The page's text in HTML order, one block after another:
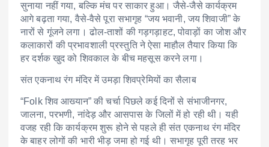
सुनाया नहीं गया, बल्कि मंच पर साकार हुआ। जैसे-जैसे कार्यक्रम
आगे बढ़ता गया, वैसे-वैसे पूरा सभागृह “जय भवानी, जय शिवाजी” के
नारों से गूंजने लगा। ढोल-ताशों की गड़गड़ाहट, पोवाड़ों का जोश और
कलाकारों की प्रभावशाली प्रस्तुति ने ऐसा माहौल तैयार किया कि
हर दर्शक खुद को शिवकाल के बीच महसूस करने लगा।
संत एकनाथ रंग मंदिर में उमड़ा शिवप्रेमियों का सैलाब
“Folk शिव आख्यान” की चर्चा पिछले कई दिनों से संभाजीनगर,
जालना, परभणी, नांदेड़ और आसपास के जिलों में हो रही थी। यही
वजह रही कि कार्यक्रम शुरू होने से पहले ही संत एकनाथ रंग मंदिर
के बाहर लोगों की भारी भीड़ जमा हो गई थी। सभागृह पूरी तरह भर